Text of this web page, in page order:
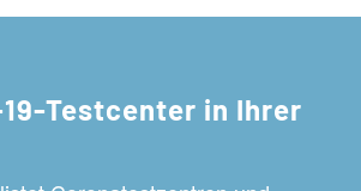
Testcenter in Ihrer